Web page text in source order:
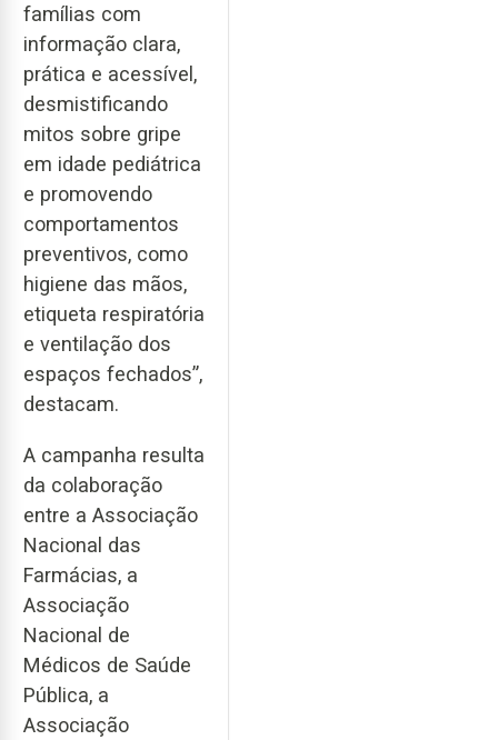
famílias com
informação clara,
prática e acessível,
desmistificando
mitos sobre gripe
em idade pediátrica
e promovendo
comportamentos
preventivos, como
higiene das mãos,
etiqueta respiratória
e ventilação dos
espaços fechados”,
destacam.
A campanha resulta
da colaboração
entre a Associação
Nacional das
Farmácias, a
Associação
Nacional de
Médicos de Saúde
Pública, a
Associação